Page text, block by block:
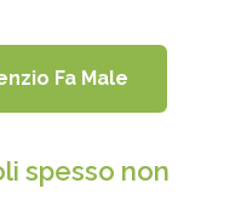
Fa Male
spesso non